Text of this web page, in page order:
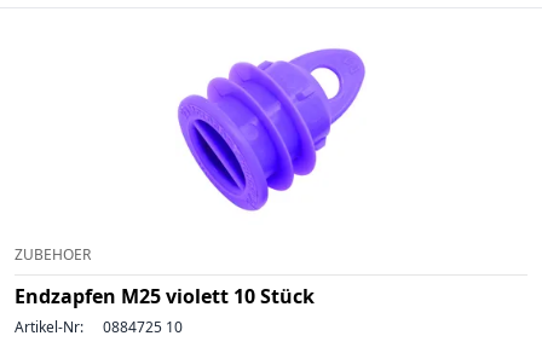
ZUBEHOER
Endzapfen M25 violett 10 Stück
Artikel-Nr: 0884725 10